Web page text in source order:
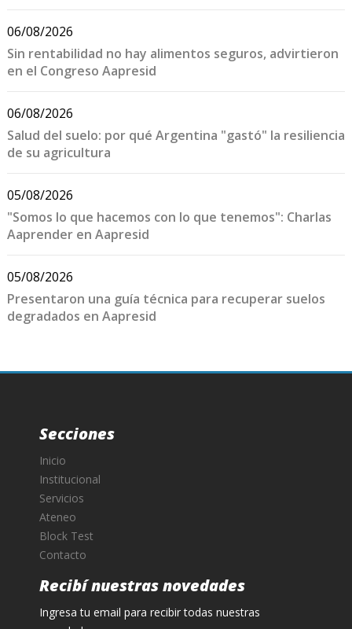
06/08/2026
Sin rentabilidad no hay alimentos seguros, advirtieron
en el Congreso Aapresid
06/08/2026
Salud del suelo: por qué Argentina "gastó" la resiliencia
de su agricultura
05/08/2026
"Somos lo que hacemos con lo que tenemos": Charlas
Aaprender en Aapresid
05/08/2026
Presentaron una guía técnica para recuperar suelos
degradados en Aapresid
Secciones
Inicio
Institucional
Servicios
Ateneo
Block Test
Contacto
Recibí nuestras novedades
Ingresa tu email para recibir todas nuestras